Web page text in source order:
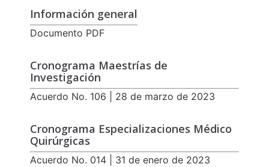
Información general
Documento PDF
Cronograma Maestrías de
Investigación
Acuerdo No. 106 | 28 de marzo de 2023
Cronograma Especializaciones Médico
Quirúrgicas
Acuerdo No. 014 | 31 de enero de 2023